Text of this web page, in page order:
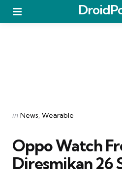
Categories
Posted
in News Wearable
Oppo Watch
Diresmikan 26